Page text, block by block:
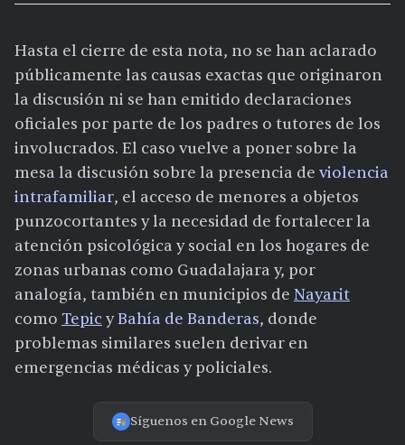
Hasta el cierre de esta nota, no se han aclarado
públicamente las causas exactas que originaron
la discusión ni se han emitido declaraciones
oficiales por parte de los padres o tutores de los
involucrados. El caso vuelve a poner sobre la
mesa la discusión sobre la presencia de violencia
intrafamiliar, el acceso de menores a objetos
punzocortantes y la necesidad de fortalecer la
atención psicológica y social en los hogares de
zonas urbanas como Guadalajara y, por
analogía, también en municipios de Nayarit
como TepicyBahía de Banderas, donde
problemas similares suelen derivar en
emergencias médicas y policiales.
Síguenos en Google News